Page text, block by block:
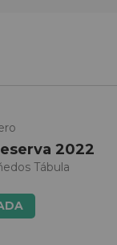
2022
Tábula